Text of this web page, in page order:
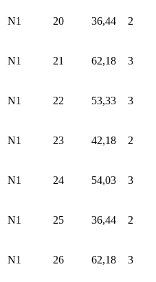
N1 20 36,44 2
N1 21 62,18 3
N1 22 53,33 3
N1 23 42,18 2
N1 24 54,03 3
N1 25 36,44 2
N1 26 62,18 3